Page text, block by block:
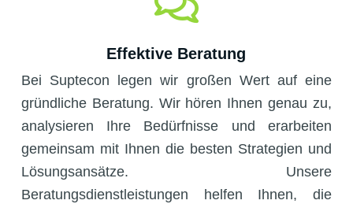
Effektive Beratung
Bei Suptecon legen wir großen Wert auf eine
gründliche Beratung. Wir hören Ihnen genau zu,
analysieren Ihre Bedürfnisse und erarbeiten
gemeinsam mit Ihnen die besten Strategien und
Lösungsansätze. Unsere
Beratungsdienstleistungen helfen Ihnen, die